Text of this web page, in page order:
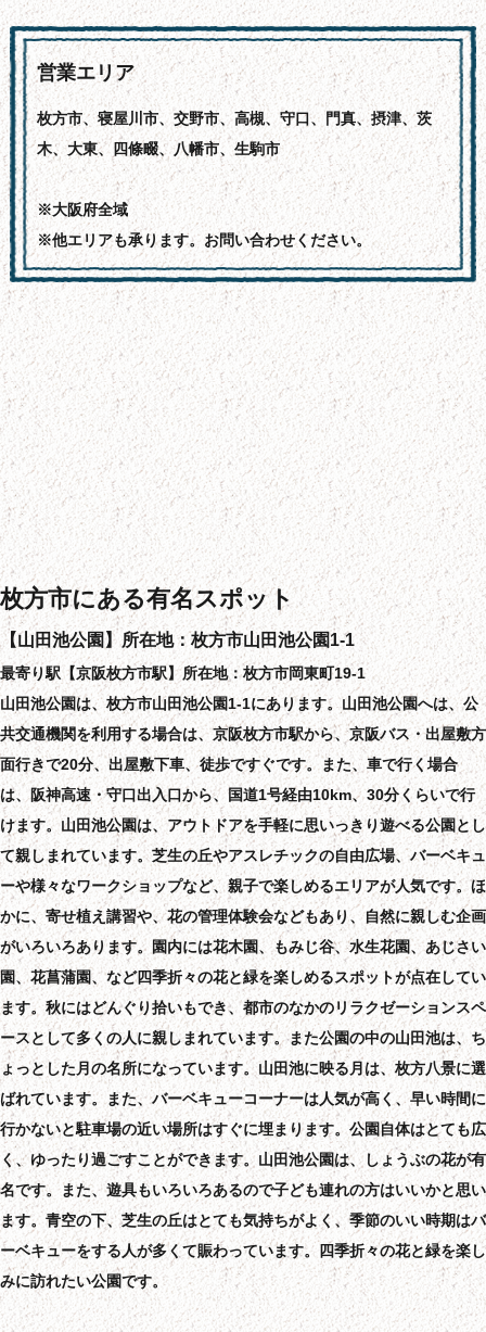
営業エリア
枚方市、寝屋川市、交野市、高槻、守口、門真、摂津、茨
木、大東、四條畷、八幡市、生駒市
※大阪府全域
※他エリアも承ります。お問い合わせください。
枚方市にある有名スポット
【山田池公園】所在地：枚方市山田池公園1-1
最寄り駅【京阪枚方市駅】所在地：枚方市岡東町19-1
山田池公園は、枚方市山田池公園1-1にあります。山田池公園へは、公
共交通機関を利用する場合は、京阪枚方市駅から、京阪バス・出屋敷方
面行きで20分、出屋敷下車、徒歩ですぐです。また、車で行く場合
は、阪神高速・守口出入口から、国道1号経由10km、30分くらいで行
けます。山田池公園は、アウトドアを手軽に思いっきり遊べる公園とし
て親しまれています。芝生の丘やアスレチックの自由広場、バーベキュ
ーや様々なワークショップなど、親子で楽しめるエリアが人気です。ほ
かに、寄せ植え講習や、花の管理体験会などもあり、自然に親しむ企画
がいろいろあります。園内には花木園、もみじ谷、水生花園、あじさい
園、花菖蒲園、など四季折々の花と緑を楽しめるスポットが点在してい
ます。秋にはどんぐり拾いもでき、都市のなかのリラクゼーションスペ
ースとして多くの人に親しまれています。また公園の中の山田池は、ち
ょっとした月の名所になっています。山田池に映る月は、枚方八景に選
ばれています。また、バーベキューコーナーは人気が高く、早い時間に
行かないと駐車場の近い場所はすぐに埋まります。公園自体はとても広
く、ゆったり過ごすことができます。山田池公園は、しょうぶの花が有
名です。また、遊具もいろいろあるので子ども連れの方はいいかと思い
ます。青空の下、芝生の丘はとても気持ちがよく、季節のいい時期はバ
ーベキューをする人が多くて賑わっています。四季折々の花と緑を楽し
みに訪れたい公園です。